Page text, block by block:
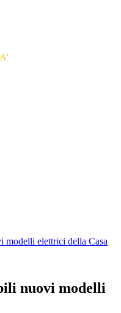
modelli elettrici della Casa
nuovi modelli